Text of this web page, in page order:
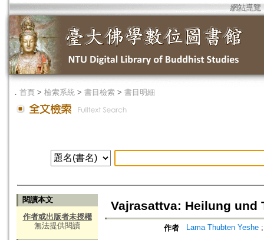
網站導覽
． 首頁 > 檢索系統 > 書目檢索 > 書目明細
閱讀本文
作者或出版者未授權
無法提供閱讀
Vajrasattva: Heilung
作者 Lama Thubten Yeshe